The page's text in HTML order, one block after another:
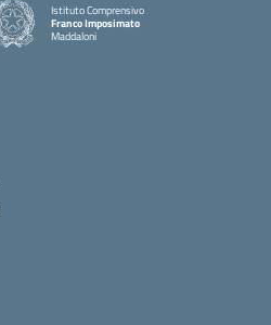
Istituto Comprensivo
Franco Imposimato
Maddaloni